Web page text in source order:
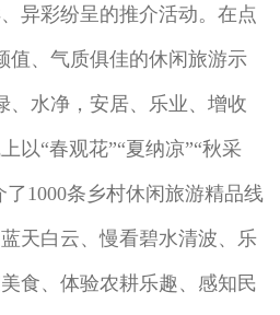
异彩纷呈的推介活动。在点
值、气质俱佳的休闲旅游示
、水净，安居、乐业、增收
以“春观花”“夏纳凉”“秋采
了1000条乡村休闲旅游精品线
天白云、慢看碧水清波、乐
食、体验农耕乐趣、感知民